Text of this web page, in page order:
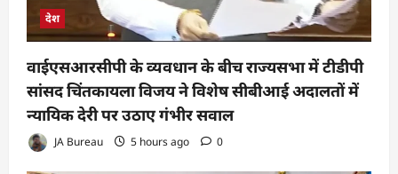
देश
वाईएसआरसीपी के व्यवधान के बीच राज्यसभा में टीडीपी
सांसद चिंतकायला विजय ने विशेष सीबीआई अदालतों में
न्यायिक देरी पर उठाए गंभीर सवाल
JA Bureau 5 hours ago 0